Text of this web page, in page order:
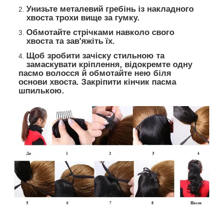
Унизьте металевий гребінь із накладного
хвоста трохи вище за гумку.
Обмотайте стрічками навколо свого
хвоста та зав'яжіть їх.
Щоб зробити зачіску стильною та
замаскувати кріплення, відокремте одну
пасмо волосся й обмотайте нею біля
основи хвоста. Закріпити кінчик пасма
шпилькою.